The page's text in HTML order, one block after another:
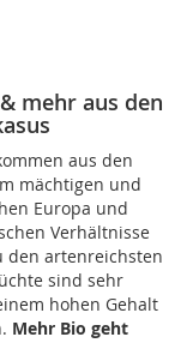
mehr aus den
aus den
mächtigen und
Europa und
Verhältnisse
den artenreichsten
sind sehr
hohen Gehalt
Mehr Bio geht